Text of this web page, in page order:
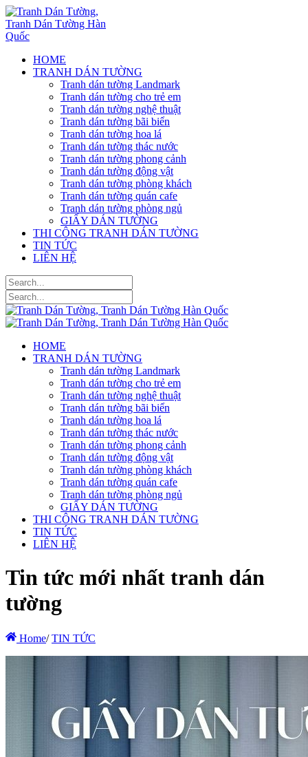
HOME
TRANH DÁN TƯỜNG
Tranh dán tường Landmark
Tranh dán tường cho trẻ em
Tranh dán tường nghệ thuật
Tranh dán tường bãi biển
Tranh dán tường hoa lá
Tranh dán tường thác nước
Tranh dán tường phong cảnh
Tranh dán tường động vật
Tranh dán tường phòng khách
Tranh dán tường quán cafe
Tranh dán tường phòng ngủ
GIẤY DÁN TƯỜNG
THI CÔNG TRANH DÁN TƯỜNG
TIN TỨC
LIÊN HỆ
HOME
TRANH DÁN TƯỜNG
Tranh dán tường Landmark
Tranh dán tường cho trẻ em
Tranh dán tường nghệ thuật
Tranh dán tường bãi biển
Tranh dán tường hoa lá
Tranh dán tường thác nước
Tranh dán tường phong cảnh
Tranh dán tường động vật
Tranh dán tường phòng khách
Tranh dán tường quán cafe
Tranh dán tường phòng ngủ
GIẤY DÁN TƯỜNG
THI CÔNG TRANH DÁN TƯỜNG
TIN TỨC
LIÊN HỆ
Tin tức mới nhất tranh dán
tường
Home/ TIN TỨC